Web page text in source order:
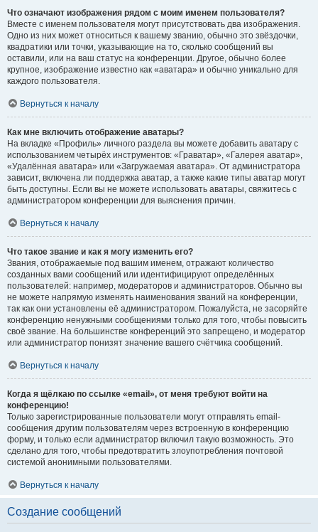
Что означают изображения рядом с моим именем пользователя?
Вместе с именем пользователя могут присутствовать два изображения.
Одно из них может относиться к вашему званию, обычно это звёздочки,
квадратики или точки, указывающие на то, сколько сообщений вы
оставили, или на ваш статус на конференции. Другое, обычно более
крупное, изображение известно как «аватара» и обычно уникально для
каждого пользователя.
Вернуться к началу
Как мне включить отображение аватары?
На вкладке «Профиль» личного раздела вы можете добавить аватару с
использованием четырёх инструментов: «Граватар», «Галерея аватар»,
«Удалённая аватара» или «Загружаемая аватара». От администратора
зависит, включена ли поддержка аватар, а также какие типы аватар могут
быть доступны. Если вы не можете использовать аватары, свяжитесь с
администратором конференции для выяснения причин.
Вернуться к началу
Что такое звание и как я могу изменить его?
Звания, отображаемые под вашим именем, отражают количество
созданных вами сообщений или идентифицируют определённых
пользователей: например, модераторов и администраторов. Обычно вы
не можете напрямую изменять наименования званий на конференции,
так как они установлены её администратором. Пожалуйста, не засоряйте
конференцию ненужными сообщениями только для того, чтобы повысить
своё звание. На большинстве конференций это запрещено, и модератор
или администратор понизят значение вашего счётчика сообщений.
Вернуться к началу
Когда я щёлкаю по ссылке «email», от меня требуют войти на
конференцию!
Только зарегистрированные пользователи могут отправлять email-
сообщения другим пользователям через встроенную в конференцию
форму, и только если администратор включил такую возможность. Это
сделано для того, чтобы предотвратить злоупотребления почтовой
системой анонимными пользователями.
Вернуться к началу
Создание сообщений